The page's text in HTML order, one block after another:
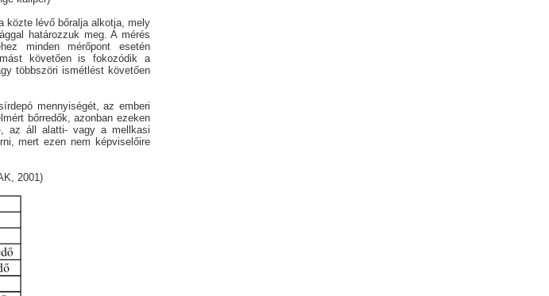
közte lévő bőralja alkotja, mely
határozzuk meg. A mérés
minden mérőpont esetén
követően is fokozódik a
többszöri ismétlést követően
mennyiségét, az emberi
bőrredők, azonban ezeken
, az áll alatti- vagy a mellkasi
mert ezen nem képviselőire
2001)